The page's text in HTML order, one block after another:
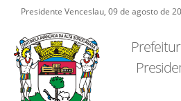
Presidente Venceslau, 09 de agosto de